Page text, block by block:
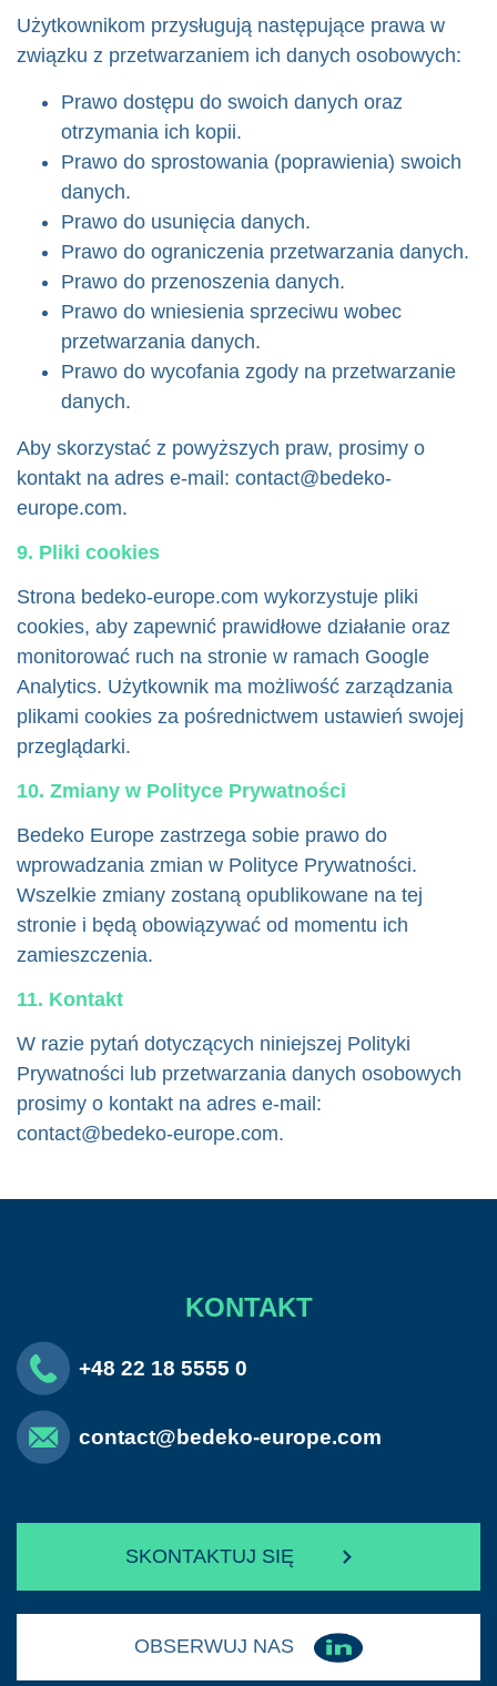
Użytkownikom przysługują następujące prawa w
związku z przetwarzaniem ich danych osobowych:
Prawo dostępu do swoich danych oraz
otrzymania ich kopii.
Prawo do sprostowania (poprawienia) swoich
danych.
Prawo do usunięcia danych.
Prawo do ograniczenia przetwarzania danych.
Prawo do przenoszenia danych.
Prawo do wniesienia sprzeciwu wobec
przetwarzania danych.
Prawo do wycofania zgody na przetwarzanie
danych.
Aby skorzystać z powyższych praw, prosimy o
kontakt na adres e-mail: contact@bedeko-
europe.com.
9. Pliki cookies
Strona bedeko-europe.com wykorzystuje pliki
cookies, aby zapewnić prawidłowe działanie oraz
monitorować ruch na stronie w ramach Google
Analytics. Użytkownik ma możliwość zarządzania
plikami cookies za pośrednictwem ustawień swojej
przeglądarki.
10. Zmiany w Polityce Prywatności
Bedeko Europe zastrzega sobie prawo do
wprowadzania zmian w Polityce Prywatności.
Wszelkie zmiany zostaną opublikowane na tej
stronie i będą obowiązywać od momentu ich
zamieszczenia.
11. Kontakt
W razie pytań dotyczących niniejszej Polityki
Prywatności lub przetwarzania danych osobowych
prosimy o kontakt na adres e-mail:
contact@bedeko-europe.com.
KONTAKT
+48 22 18 5555 0
contact@bedeko-europe.com
SKONTAKTUJ SIĘ
OBSERWUJ NAS